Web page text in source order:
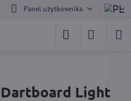
Panel użytkownika
Light